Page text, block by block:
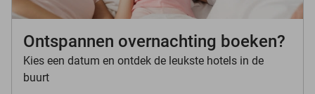
Ontspannen overnachting boeken?
Kies een datum en ontdek de leukste hotels in de
buurt